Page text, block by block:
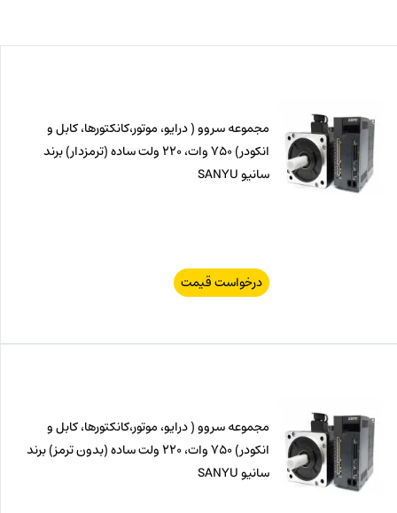
مجموعه سروو ( درایو، موتور،کانکتورها، کابل و
انکودر) 750 وات، 220 ولت ساده (ترمزدار) برند
سانیو SANYU
درخواست قیمت
مجموعه سروو ( درایو، موتور،کانکتورها، کابل و
انکودر) 750 وات، 220 ولت ساده (بدون ترمز) برند
سانیو SANYU